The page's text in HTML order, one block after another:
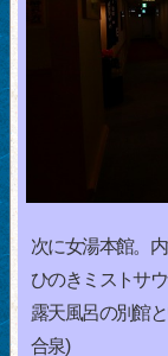
次に女湯本館。
ひのきミストサ
露天風呂の別館
合泉)